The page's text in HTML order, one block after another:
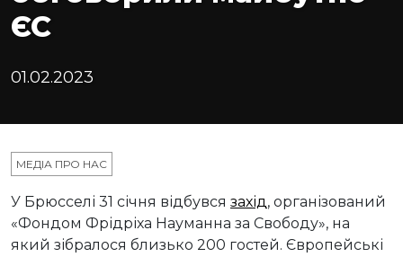
ЄС
01.02.2023
МЕДІА ПРО НАС
У Брюсселі 31 січня відбувся захід, організований
«Фондом Фрідріха Науманна за Свободу», на
який зібралося близько 200 гостей. Європейські